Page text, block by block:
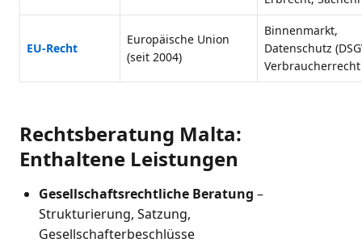
EU-Recht
Europäische Union
(seit 2004)
Binnenmarkt,
Datenschutz
Verbraucherrecht
Rechtsberatung Malta:
Enthaltene Leistungen
Gesellschaftsrechtliche Beratung –
Strukturierung, Satzung,
Gesellschafterbeschlüsse